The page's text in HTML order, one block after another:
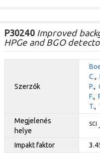
P30240Improved
HPGe and BGO
Szerzők
C.,
P.,
F.,
T.,
Megjelenés
helye
SCI
Impakt faktor